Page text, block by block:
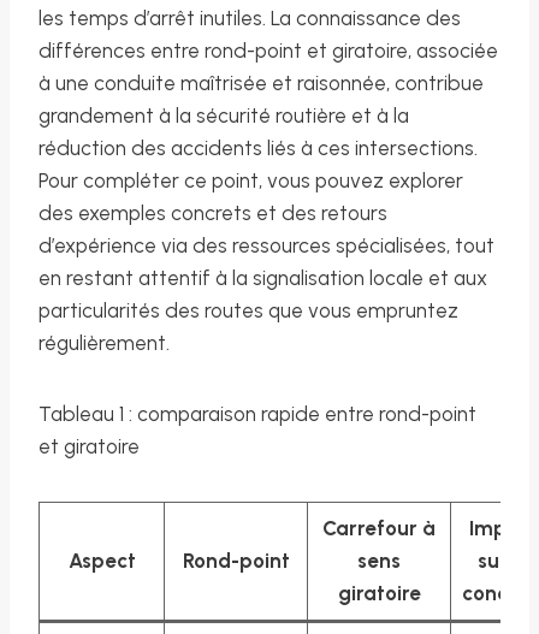
les temps d’arrêt inutiles. La connaissance des
différences entre rond-point et giratoire, associée
à une conduite maîtrisée et raisonnée, contribue
grandement à la sécurité routière et à la
réduction des accidents liés à ces intersections.
Pour compléter ce point, vous pouvez explorer
des exemples concrets et des retours
d’expérience via des ressources spécialisées, tout
en restant attentif à la signalisation locale et aux
particularités des routes que vous empruntez
régulièrement.
Tableau 1 : comparaison rapide entre rond-point
et giratoire
Aspect Rond-point
Carrefour à
sens
giratoire
Impact
sur la